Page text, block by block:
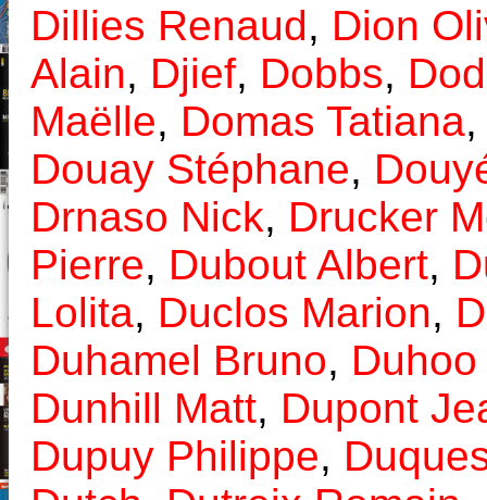
Dillies Renaud, Dion
Alain, Djief, Dobbs,
Maëlle, Domas Tatiana
Douay Stéphane,
Drnaso Nick, Drucker
Pierre, Dubout Albert,
Lolita, Duclos Marion,
Duhamel Bruno,
Dunhill Matt, Dupont
Dupuy Philippe,